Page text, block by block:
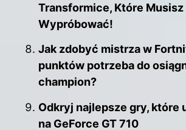
Transformice, Które Musisz
Wypróbować!
Jak zdobyć mistrza w
punktów potrzeba do
champion?
Odkryj najlepsze gry, które
na GeForce GT 710